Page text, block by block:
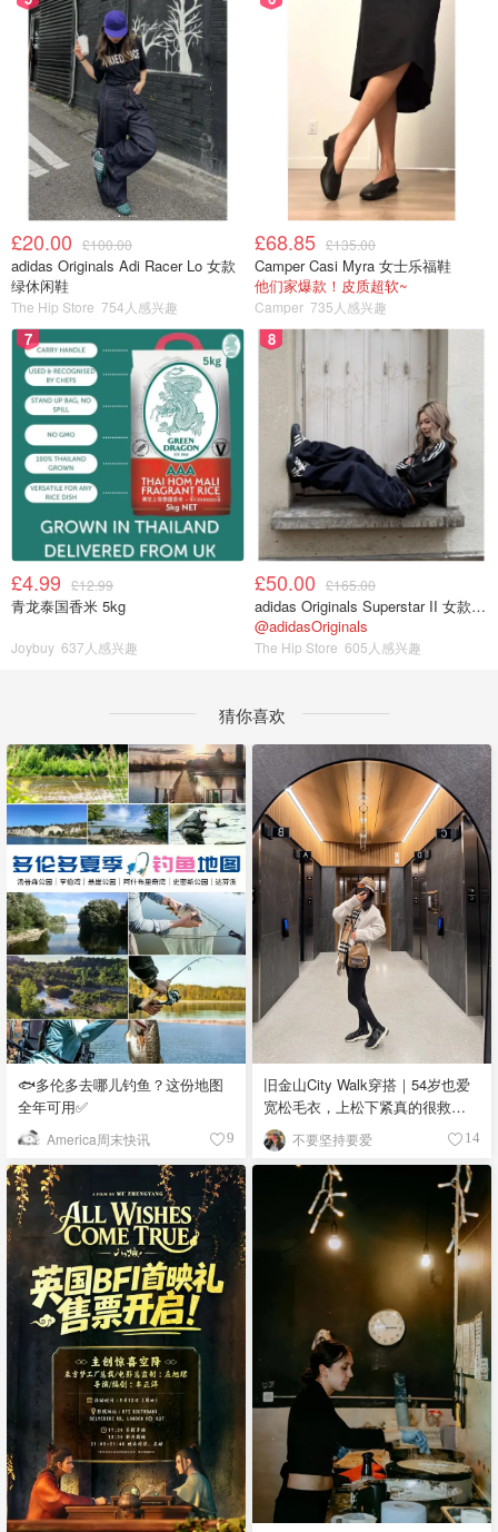
£20.00 £100.00
adidas Originals Adi Racer Lo 女款
绿休闲鞋
The Hip Store 754人感兴趣
£68.85 £135.00
Camper Casi Myra 女士乐福鞋
他们家爆款！皮质超软~
Camper 735人感兴趣
7
£4.99 £12.99
青龙泰国香米 5kg
Joybuy 637人感兴趣
8
£50.00 £165.00
adidas Originals Superstar II 女款串珠休闲鞋 黑色
@adidasOriginals
The Hip Store 605人感兴趣
猜你喜欢
🐟多伦多去哪儿钓鱼？这份地图
全年可用✅
America周末快讯 9
旧金山City Walk穿搭｜54岁也爱
宽松毛衣，上松下紧真的很救比
例
不要坚持要爱 14